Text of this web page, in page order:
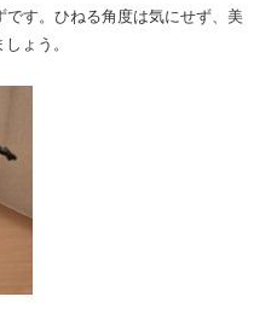
す。ひねる角度は気にせず、美
ょう。